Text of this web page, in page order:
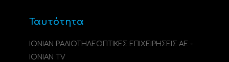
Ταυτότητα
ΙΟΝΙΑΝ ΡΑΔΙΟΤΗΛΕΟΠΤΙΚΕΣ ΕΠΙΧΕΙΡΗΣΕΙΣ ΑΕ -
IONIAN TV